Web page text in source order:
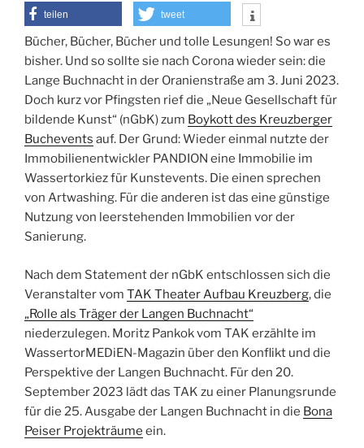
teilen tweet
Bücher, Bücher, Bücher und tolle Lesungen! So war es
bisher. Und so sollte sie nach Corona wieder sein: die
Lange Buchnacht in der Oranienstraße am 3. Juni 2023.
Doch kurz vor Pfingsten rief die „Neue Gesellschaft für
bildende Kunst“ (nGbK) zum Boykott des Kreuzberger
Buchevents auf. Der Grund: Wieder einmal nutzte der
Immobilienentwickler PANDION eine Immobilie im
Wassertorkiez für Kunstevents. Die einen sprechen
von Artwashing. Für die anderen ist das eine günstige
Nutzung von leerstehenden Immobilien vor der
Sanierung.
Nach dem Statement der nGbK entschlossen sich die
Veranstalter vom TAK Theater Aufbau Kreuzberg, die
„Rolle als Träger der Langen Buchnacht“
niederzulegen. Moritz Pankok vom TAK erzählte im
WassertorMEDiEN-Magazin über den Konflikt und die
Perspektive der Langen Buchnacht. Für den 20.
September 2023 lädt das TAK zu einer Planungsrunde
für die 25. Ausgabe der Langen Buchnacht in die Bona
Peiser Projekträume ein.